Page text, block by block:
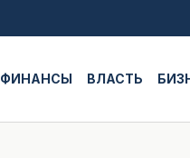
ФИНАНСЫ ВЛАСТЬ